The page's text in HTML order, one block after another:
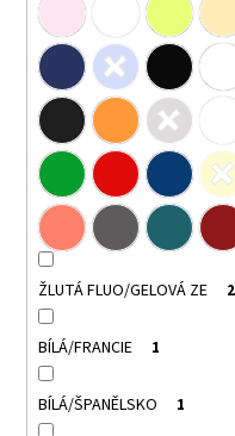
ŽLUTÁ FLUO/GELOVÁ ZE 2
BÍLÁ/FRANCIE 1
BÍLÁ/ŠPANĚLSKO 1